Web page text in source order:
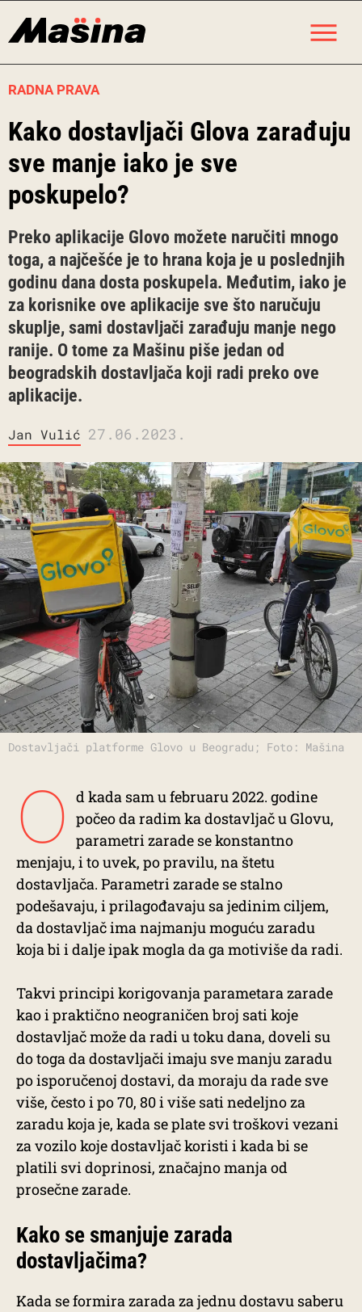
RADNA PRAVA
Kako dostavljači Glova zarađuju
sve manje iako je sve
poskupelo?
Preko aplikacije Glovo možete naručiti mnogo
toga, a najčešće je to hrana koja je u poslednjih
godinu dana dosta poskupela. Međutim, iako je
za korisnike ove aplikacije sve što naručuju
skuplje, sami dostavljači zarađuju manje nego
ranije. O tome za Mašinu piše jedan od
beogradskih dostavljača koji radi preko ove
aplikacije.
Jan Vulić 27.06.2023.
Dostavljači platforme Glovo u Beogradu; Foto: Mašina
O d kada sam u februaru 2022. godine
počeo da radim ka dostavljač u Glovu,
parametri zarade se konstantno
menjaju, i to uvek, po pravilu, na štetu
dostavljača. Parametri zarade se stalno
podešavaju, i prilagođavaju sa jedinim ciljem,
da dostavljač ima najmanju moguću zaradu
koja bi i dalje ipak mogla da ga motiviše da radi.
Takvi principi korigovanja parametara zarade
kao i praktično neograničen broj sati koje
dostavljač može da radi u toku dana, doveli su
do toga da dostavljači imaju sve manju zaradu
po isporučenoj dostavi, da moraju da rade sve
više, često i po 70, 80 i više sati nedeljno za
zaradu koja je, kada se plate svi troškovi vezani
za vozilo koje dostavljač koristi i kada bi se
platili svi doprinosi, značajno manja od
prosečne zarade.
Kako se smanjuje zarada
dostavljačima?
Kada se formira zarada za jednu dostavu saberu